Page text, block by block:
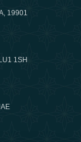
19901
1SH